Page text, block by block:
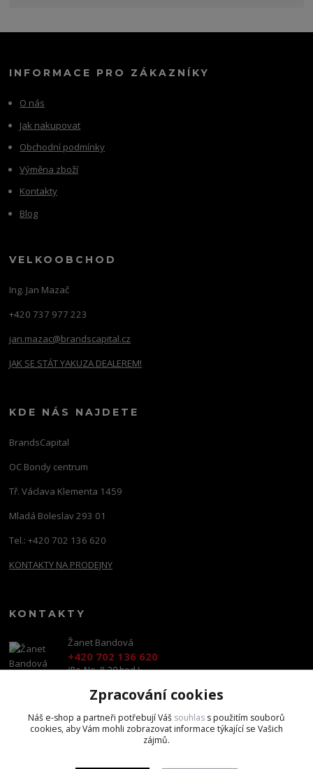
INFORMACE PRO ZÁKAZNÍKY
O nás
Jak nakupovat
Obchodní podmínky
Výměna zboží
Kontakty
Blog
VELKOOBCHOD
Ing. Jan Mazač
+420 737 977 223
jan.mazac@brandscapital.cz
JAK SE STÁT YAKUZA DEALEREM!
KDE NÁS NAJDETE
BrandsCapital
OC Bondy centrum
Tř. Václava Klementa 1459
Mladá Boleslav 293 01
Tel.: +420 702 136 620
KONTAKTY NA PRODEJNY
KONTAKTY
Žanet Bandová
+420 702 136 620
(Po-Ne, 8-20 hod.)
shop@brandscapital.cz
Zpracování cookies
Náš e-shop a partneři potřebují Váš souhlas s použitím souborů
cookies, aby Vám mohli zobrazovat informace týkající se Vašich
zájmů.